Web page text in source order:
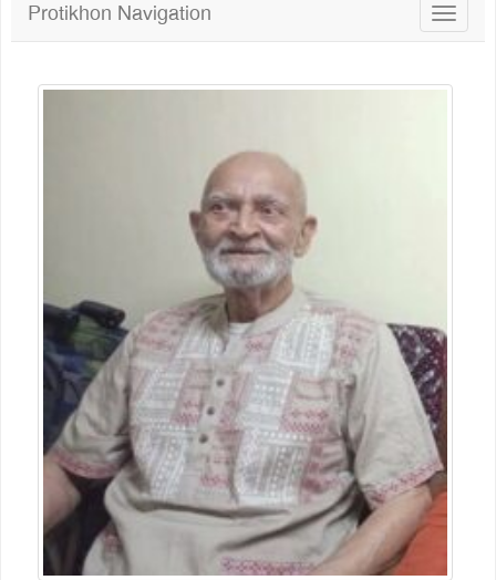
Toggle
Protikhon Navigation